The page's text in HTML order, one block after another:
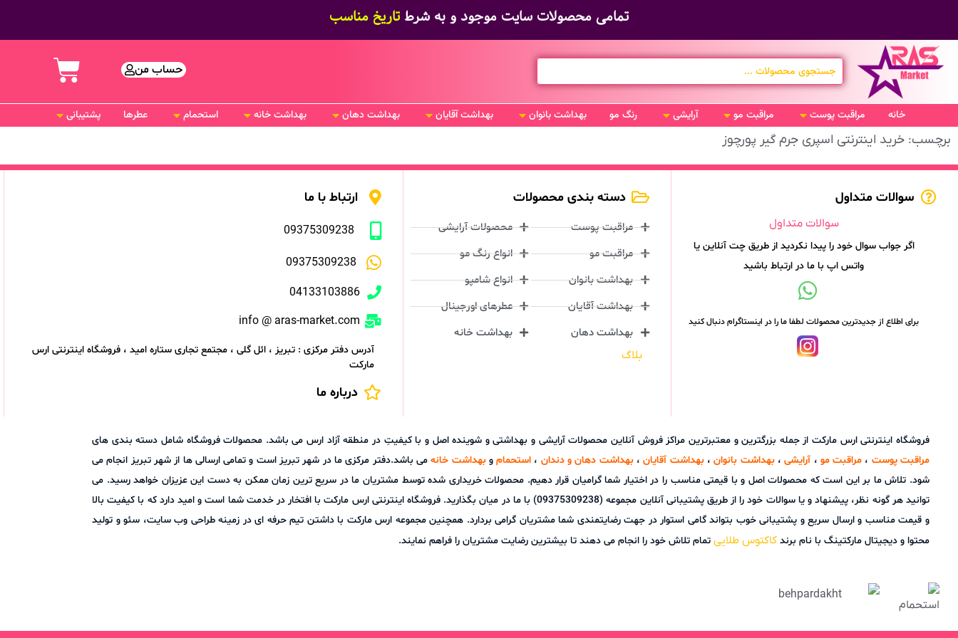
تمامی محصولات سایت موجود و به شرط تاریخ مناسب
حساب من
خانه مراقبت پوست مراقبت مو آرایشی رنگ مو بهداشت بانوان بهداشت آقایان بهداشت دهان بهداشت خانه استحمام عطرها پشتیبانی
برچسب: خرید اینترنتی اسپری جرم گیر پورچوز
سوالات متداول
سوالات متداول
اگر جواب سوال خود را پیدا نکردید از طریق چت آنلاین یا
واتس اپ با ما در ارتباط باشید
برای اطلاع از جدیدترین محصولات لطفا ما را در اینستاگرام دنبال کنید
دسته بندی محصولات
مراقبت پوست
مراقبت مو
بهداشت بانوان
بهداشت آقایان
بهداشت دهان
محصولات آرایشی
انواع رنگ مو
انواع شامپو
عطرهای اورجینال
بهداشت خانه
بلاگ
ارتباط با ما
09375309238
09375309238
04133103886
info @ aras-market.com
آدرس دفتر مرکزی : تبریز ، ائل گلی ، مجتمع تجاری ستاره امید ، فروشگاه اینترنتی ارس
مارکت
درباره ما
فروشگاه اینترنتی ارس مارکت از جمله بزرگترین و معتبرترین مراکز فروش آنلاین محصولات آرایشی و بهداشتی و شوینده اصل و با کیفیتِ در منطقه آزاد ارس می باشد. محصولات فروشگاه شامل دسته بندی های
مراقبت پوست ، مراقبت مو ، آرایشی،بهداشت بانوان،بهداشت آقایان،بهداشت دهان و دندان ، استحماموبهداشت خانهمی باشد.دفتر مرکزی ما در شهر تبریز است و تمامی ارسالی ها از شهر تبریز انجام می
شود. تلاش ما بر این است که محصولات اصل و با قیمتی مناسب را در اختیار شما گرامیان قرار دهیم. محصولات خریداری شده توسط مشتریان ما در سریع ترین زمان ممکن به دست این عزیزان خواهد رسید. می
توانید هر گونه نظر، پیشنهاد و یا سوالات خود را از طریق پشتیبانی آنلاین مجموعه (09375309238) با ما در میان بگذارید. فروشگاه اینترنتی ارس مارکت با افتخار در خدمت شما است و امید دارد که با کیفیت بالا
و قیمت مناسب و ارسال سریع و پشتیبانی خوب بتواند گامی استوار در جهت رضایتمندی شما مشتریان گرامی بردارد. همچنین مجموعه ارس مارکت با داشتن تیم حرفه ای در زمینه طراحی وب سایت، سئو و تولید
محتوا و دیجیتال مارکتینگ با نام برند کاکتوس طلایی تمام تلاش خود را انجام می دهند تا بیشترین رضایت مشتریان را فراهم نمایند.